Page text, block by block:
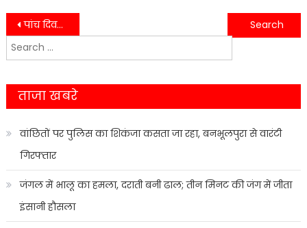
Post
navigation
पांच दिवसीय नेशनल आर्ट वर्कशॉप का ज्ञानार्थी मीडिया कॉलेज में हुआ शुभारंभ……..
यहाँ कोतवाली के पास चोर ने व्यापारी नेता की दुकान से उड़ाई हजारों रूपए की नगदी……..
Search
for:
ताजा खबरे
वांछितों पर पुलिस का शिकंजा कसता जा रहा, बनभूलपुरा से वारंटी
गिरफ्तार
जंगल में भालू का हमला, दराती बनी ढाल; तीन मिनट की जंग में जीता
इंसानी हौसला